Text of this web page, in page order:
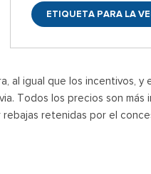
ETIQUETA PARA LA
al igual que los incentivos, y
Todos los precios son más
retenidas por el